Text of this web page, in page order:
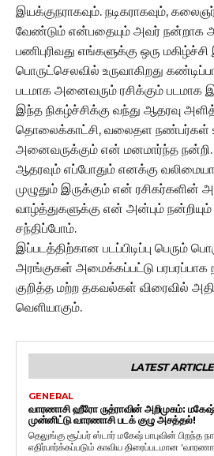
இயக்குநராகவும். நடிகராகவும்,
வேண்டும் என்பதையும் அவர் நன்றாக
பணிபுரிவது எங்களுக்கு ஒரு
பொருட்செலவில் உருவாகிறது
படமாக அனைவரும் ரசிக்கும் படமாக
இந்த நிகழ்ச்சிக்கு வந்து ஆதரவு
தொலைக்காட்சி, வலைதள நண்பர்கள்
அனைவருக்கும் என் மனமார்ந்த
ஆதரவும் எப்போதும் எனக்கு
முழுதும் இருக்கும் என் ரசிகர்களின்
வாழ்த்துகளுக்கு என் அன்பும்
சந்திப்போம்.
இப்படத்திற்கான படப்பிடிப்பு பெரும்
அரங்குகள் அமைக்கப்பட்டு பரபரப்பாக
குறித்த மற்ற தகவல்கள் விரைவில்
வெளியாகும்.
LATEST
GENERAL
வாரணாசி ஹீரோ ருத்ராவின் அறிமுகம்:
முன்னிட்டு வாரணாசி படக் குழு அசத்தல்!
தெலுங்கு சூப்பர் ஸ்டார் மகேஷ் பாபுவின் பிறந்த
எதிர்பார்க்கப்படும் காவிய திரைப்படமான